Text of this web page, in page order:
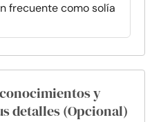
frecuente como solía
y
detalles (Opcional)